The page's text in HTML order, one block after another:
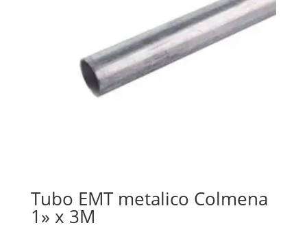
Tubo EMT metalico Colmena
1» x 3M